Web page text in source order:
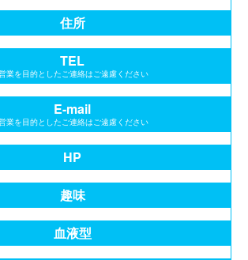
住所
TEL
業を目的としたご連絡はご遠慮ください
E-mail
業を目的としたご連絡はご遠慮ください
HP
趣味
血液型